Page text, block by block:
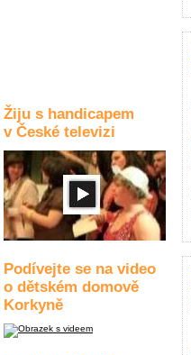
Žiju s handicapem
v České televizi
Podívejte se na video
o dětském domově
Korkyně